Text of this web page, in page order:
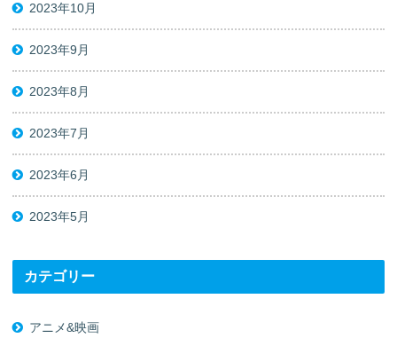
2023年10月
2023年9月
2023年8月
2023年7月
2023年6月
2023年5月
カテゴリー
アニメ&映画